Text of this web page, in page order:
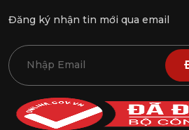
Đăng ký nhận tin mới qua email